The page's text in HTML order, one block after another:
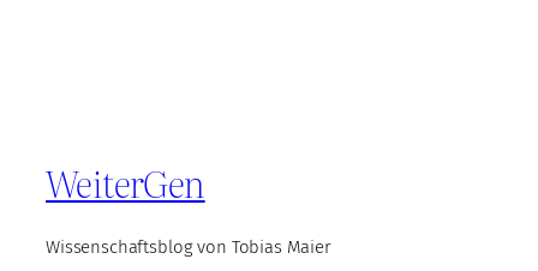
WeiterGen
Wissenschaftsblog von Tobias Maier